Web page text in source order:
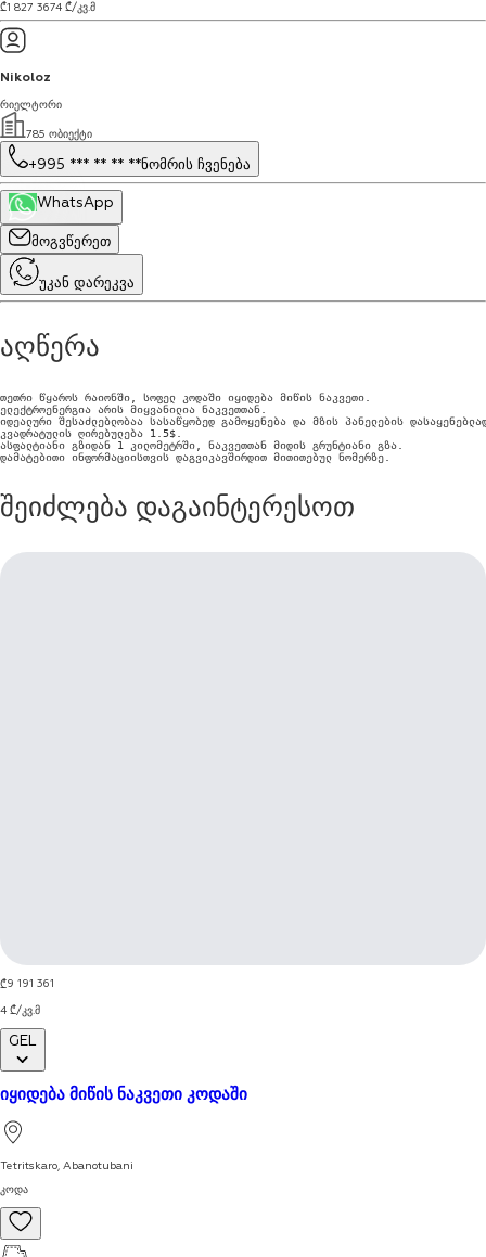
₾1 827 3674 ₾/კვ.მ
Nikoloz
რიელტორი
785 ობიექტი
+995 *** ** ** **ნომრის ჩვენება
WhatsApp
მოგვწერეთ
უკან დარეკვა
აღწერა
თეთრი წყაროს რაიონში, სოფელ კოდაში იყიდება მიწის ნაკვეთი.
ელექტროენერგია არის მიყვანილია ნაკვეთთან.
იდეალური შესაძლებლობაა სასაწყობედ გამოყენება და მზის პანელების
კვადრატულის ღირებულება 1.5$.
ასფალტიანი გზიდან 1 კილომეტრში, ნაკვეთთან მიდის გრუნტიანი გზა.
დამატებითი ინფორმაციისთვის დაგვიკავშირდით მითითებულ ნომერზე.
შეიძლება დაგაინტერესოთ
1 / 8
₾9 191 361
4 ₾/კვ.მ
GEL
იყიდება მიწის ნაკვეთი კოდაში
Tetritskaro, Abanotubani
კოდა